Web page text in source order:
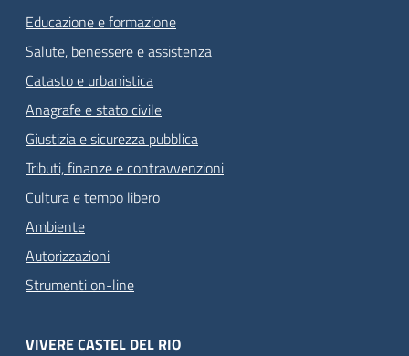
Educazione e formazione
Salute, benessere e assistenza
Catasto e urbanistica
Anagrafe e stato civile
Giustizia e sicurezza pubblica
Tributi, finanze e contravvenzioni
Cultura e tempo libero
Ambiente
Autorizzazioni
Strumenti on-line
VIVERE CASTEL DEL RIO